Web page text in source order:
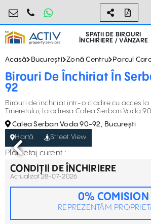
birouri@activpropertyservices.ro
0724.584.442
SPAȚII DE BIROURI
ÎNCHIRIERE / VÂNZARE
Acasă București Zonă Centru Parcul
Birouri De Închiriat În
92
Birouri de inchiriat intr-o cladire cu acces la
Tineretului, la adresa Calea Serban Voda
Calea Serban Voda 90-92, București
Hartă
Street View
Plan etaj curent :
CONDIȚII DE ÎNCHIRIERE
Actualizat 28-07-2026
0% COMISION
REPREZENTĂM